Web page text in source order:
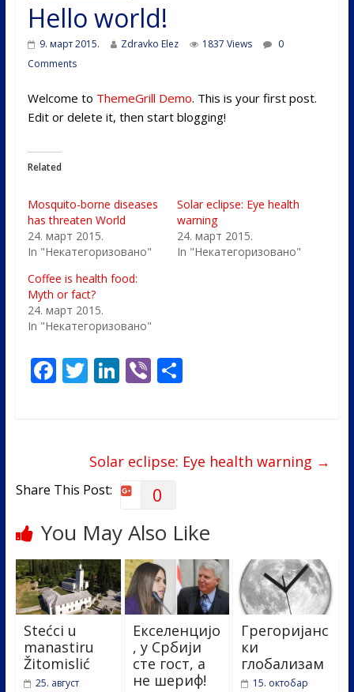
Hello world!
9. март 2015. Zdravko Elez 1837 Views
0
Comments
Welcome to ThemeGrill Demo. This is your first post.
Edit or delete it, then start blogging!
Related
Mosquito-borne diseases
has threaten World
24. март 2015.
In "Некатегоризовано"
Solar eclipse: Eye health
warning
24. март 2015.
In "Некатегоризовано"
Coffee is health food:
Myth or fact?
24. март 2015.
In "Некатегоризовано"
F
o
k
T Li
dI
n
Vi S
Solar eclipse: Eye health warning →
Share This Post: 0
You May Also Like
Stećci u
manastiru
Žitomislić
25. август
Екселенцијо
, у Србији
сте гост, а
не шериф!
Грегоријанс
ки
глобализам
15. октобар